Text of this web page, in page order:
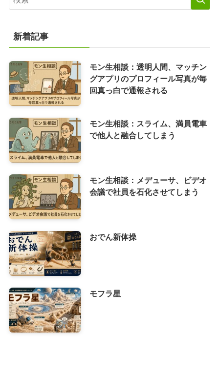
新着記事
モン生相談：透明人間、マッチン
グアプリのプロフィール写真が毎
回真っ白で通報される
モン生相談：スライム、満員電車
で他人と融合してしまう
モン生相談：メデューサ、ビデオ
会議で社員を石化させてしまう
おでん新体操
モフラ星